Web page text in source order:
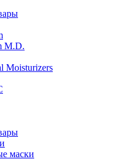
M.D.
Moisturizers
маски